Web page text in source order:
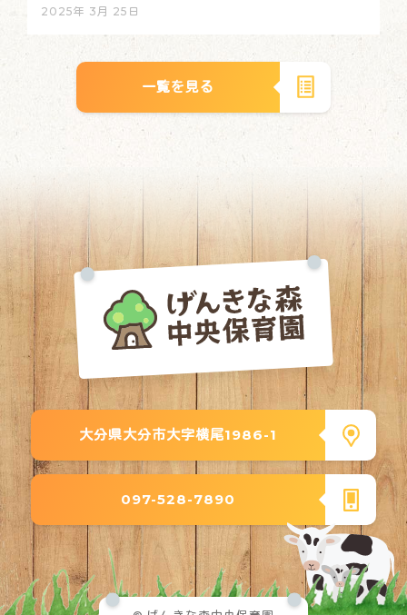
2025年 3月 25日
一覧を見る
大分県大分市大字横尾1986-1
097-528-7890